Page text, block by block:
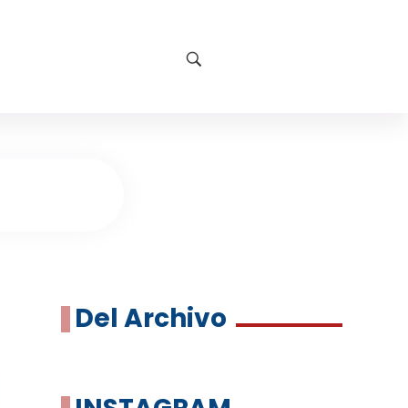
Del Archivo